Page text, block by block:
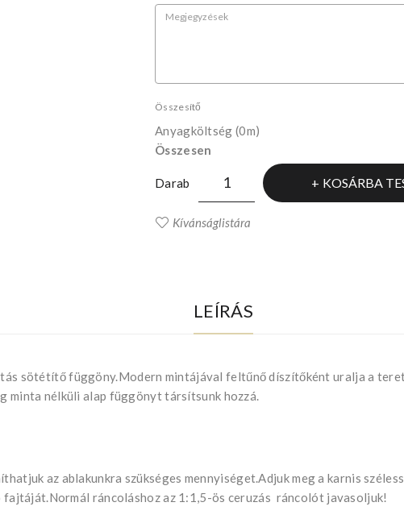
Összesítő
Anyagköltség (0m)
Összesen
Darab KOSÁRBA
Kívánságlistára
LEÍRÁS
sötétítő függöny.Modern mintájával feltűnő díszítőként uralja a
minta nélküli alap függönyt társítsunk hozzá.
az ablakunkra szükséges mennyiséget.Adjuk meg a karnis
ráncoláshoz az 1:1,5-ös ceruzás ráncolót javasoljuk!